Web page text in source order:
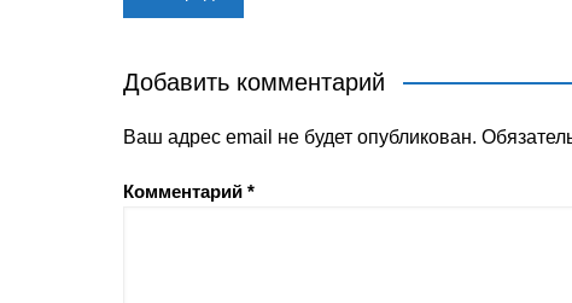
по
записям
Добавить комментарий
Ваш адрес email не будет опубликован.
Комментарий *